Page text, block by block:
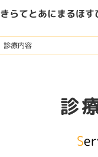
きらてとあにまるほす
診療内容
診
S